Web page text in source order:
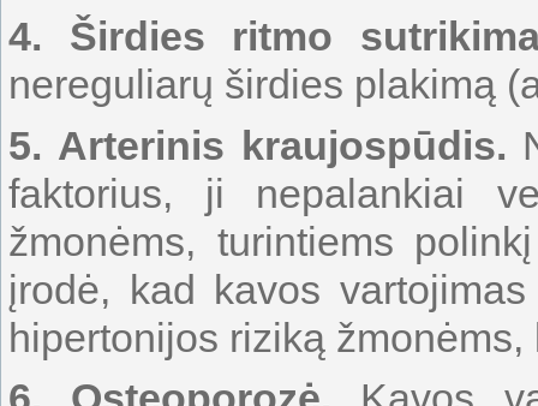
4. Širdies ritmo
nereguliarų širdies plakimą
5. Arterinis kraujospūdis.
faktorius, ji nepalankiai
žmonėms, turintiems
įrodė, kad kavos
hipertonijos riziką